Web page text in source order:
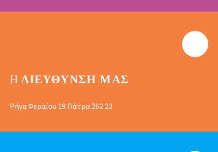
Η ΔΙΕΎΘΥΝΣΗ ΜΑΣ
Ρήγα Φεραίου 19 Πάτρα 262 23